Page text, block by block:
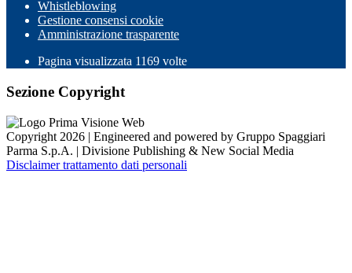
Whistleblowing
Gestione consensi cookie
Amministrazione trasparente
Pagina visualizzata 1169 volte
Sezione Copyright
Copyright 2026 | Engineered and powered by Gruppo Spaggiari
Parma S.p.A. | Divisione Publishing & New Social Media
Disclaimer trattamento dati personali